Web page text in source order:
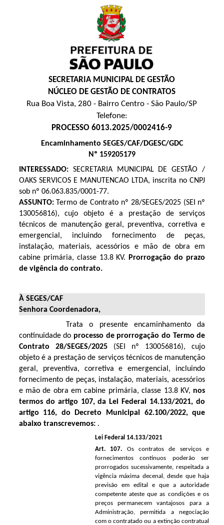
SECRETARIA MUNICIPAL DE GESTÃO
NÚCLEO DE GESTÃO DE CONTRATOS
Rua Boa Vista, 280 - Bairro Centro - São Paulo/SP
Telefone:
PROCESSO 6013.2025/0002416-9
Encaminhamento SEGES/CAF/DGESC/GDC
Nº 159205179
INTERESSADO:SECRETARIA MUNICIPAL DE GESTÃO /
OAKS SERVICOS E MANUTENCAO LTDA, inscrita no CNPJ
sob nº 06.063.835/0001-77.
ASSUNTO:Termo de Contrato nº 28/SEGES/2025 (SEI nº
130056816), cujo objeto é a prestação de serviços
técnicos de manutenção geral, preventiva, corretiva e
emergencial, incluindo fornecimento de peças,
instalação, materiais, acessórios e mão de obra em
cabine primária, classe 13.8 KV.
Prorrogação do prazo
de vigência do contrato.
À SEGES/CAF
Senhora Coordenadora,
Trata o presente encaminhamento da
continuidade do processo de prorrogação do Termo de
Contrato 28/SEGES/2025(SEI nº 130056816), cujo
objeto é a prestação de serviços técnicos de manutenção
geral, preventiva, corretiva e emergencial, incluindo
fornecimento de peças, instalação, materiais, acessórios
e mão de obra em cabine primária, classe 13.8 KV, nos
termos do artigo 107, da Lei Federal 14.133/2021, do
artigo 116, do Decreto Municipal 62.100/2022, que
abaixo transcrevemos: .
Lei Federal 14.133/2021
Art. 107. Os contratos de serviços e
fornecimentos contínuos poderão ser
prorrogados sucessivamente, respeitada a
vigência máxima decenal, desde que haja
previsão em edital e que a autoridade
competente ateste que as condições e os
preços permanecem vantajosos para a
Administração, permitida a negociação
com o contratado ou a extinção contratual